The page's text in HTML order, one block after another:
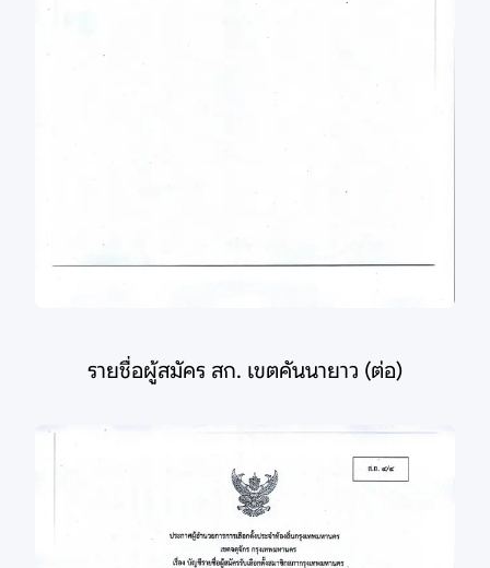
รายชื่อผู้สมัคร สก. เขตคันนายาว (ต่อ)